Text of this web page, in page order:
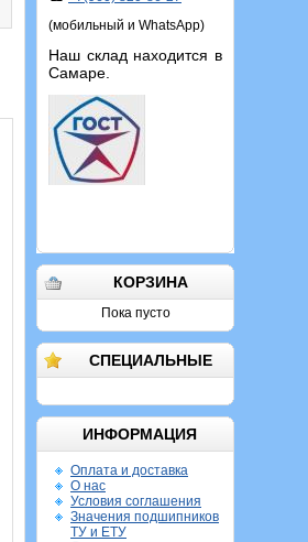
(мобильный и WhatsApp)
Наш склад находится в
Самаре.
КОРЗИНА
Пока пусто
СПЕЦИАЛЬНЫЕ
ИНФОРМАЦИЯ
Оплата и доставка
О нас
Условия соглашения
Значения подшипников
ТУ и ЕТУ